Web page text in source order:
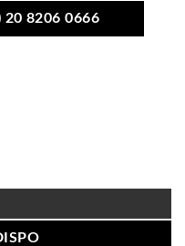
20 8206 0666